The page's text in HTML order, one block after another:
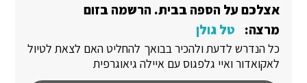
אצלכם על הספה בבית. הרשמה בזום
מרצה:
טל גולן
כל הנדרש לדעת ולהכיר בבואך להחליט האם לצאת לטיול
לאקואדור ואיי גלפגוס עם איילה גיאוגרפית